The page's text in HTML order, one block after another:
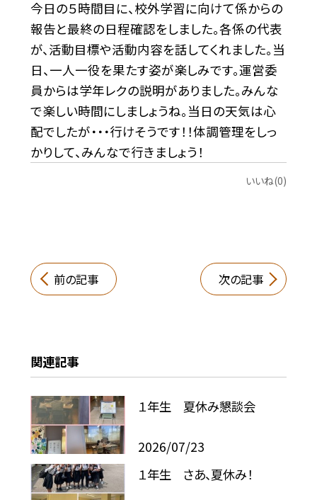
今日の５時間目に、校外学習に向けて係からの
報告と最終の日程確認をしました。各係の代表
が、活動目標や活動内容を話してくれました。当
日、一人一役を果たす姿が楽しみです。運営委
員からは学年レクの説明がありました。みんな
で楽しい時間にしましょうね。当日の天気は心
配でしたが・・・行けそうです！！体調管理をしっ
かりして、みんなで行きましょう！
いいね(0)
前の記事 次の記事
関連記事
１年生 夏休み懇談会
2026/07/23
１年生 さあ、夏休み！